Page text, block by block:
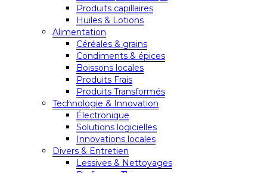
Produits capillaires
Huiles & Lotions
Alimentation
Céréales & grains
Condiments & épices
Boissons locales
Produits Frais
Produits Transformés
Technologie & Innovation
Électronique
Solutions logicielles
Innovations locales
Divers & Entretien
Lessives & Nettoyages